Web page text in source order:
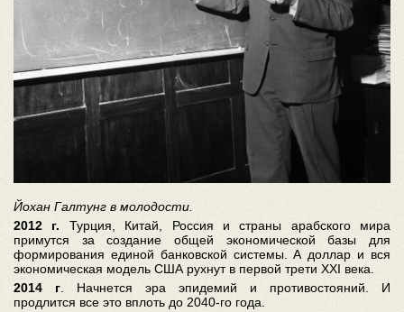
Йохан Галтунг в молодости.
2012 г. Турция, Китай, Россия и страны арабского мира
примутся за создание общей экономической базы для
формирования единой банковской системы. А доллар и вся
экономическая модель США рухнут в первой трети XXI века.
2014 г . Начнется эра эпидемий и противостояний. И
продлится все это вплоть до 2040-го года.